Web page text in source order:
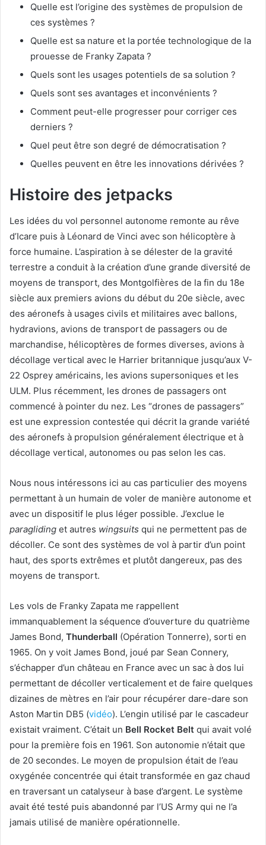
Quelle est l’origine des systèmes de propulsion de
ces systèmes ?
Quelle est sa nature et la portée technologique de la
prouesse de Franky Zapata ?
Quels sont les usages potentiels de sa solution ?
Quels sont ses avantages et inconvénients ?
Comment peut-elle progresser pour corriger ces
derniers ?
Quel peut être son degré de démocratisation ?
Quelles peuvent en être les innovations dérivées ?
Histoire des jetpacks
Les idées du vol personnel autonome remonte au rêve
d’Icare puis à Léonard de Vinci avec son hélicoptère à
force humaine. L’aspiration à se délester de la gravité
terrestre a conduit à la création d’une grande diversité de
moyens de transport, des Montgolfières de la fin du 18e
siècle aux premiers avions du début du 20e siècle, avec
des aéronefs à usages civils et militaires avec ballons,
hydravions, avions de transport de passagers ou de
marchandise, hélicoptères de formes diverses, avions à
décollage vertical avec le Harrier britannique jusqu’aux V-
22 Osprey américains, les avions supersoniques et les
ULM. Plus récemment, les drones de passagers ont
commencé à pointer du nez. Les “drones de passagers”
est une expression contestée qui décrit la grande variété
des aéronefs à propulsion généralement électrique et à
décollage vertical, autonomes ou pas selon les cas.
Nous nous intéressons ici au cas particulier des moyens
permettant à un humain de voler de manière autonome et
avec un dispositif le plus léger possible. J’exclue le
paragliding et autres wingsuits qui ne permettent pas de
décoller. Ce sont des systèmes de vol à partir d’un point
haut, des sports extrêmes et plutôt dangereux, pas des
moyens de transport.
Les vols de Franky Zapata me rappellent
immanquablement la séquence d’ouverture du quatrième
James Bond, Thunderball (Opération Tonnerre), sorti en
1965. On y voit James Bond, joué par Sean Connery,
s’échapper d’un château en France avec un sac à dos lui
permettant de décoller verticalement et de faire quelques
dizaines de mètres en l’air pour récupérer dare-dare son
Aston Martin DB5 (vidéo). L’engin utilisé par le cascadeur
existait vraiment. C’était un Bell Rocket Belt qui avait volé
pour la première fois en 1961. Son autonomie n’était que
de 20 secondes. Le moyen de propulsion était de l’eau
oxygénée concentrée qui était transformée en gaz chaud
en traversant un catalyseur à base d’argent. Le système
avait été testé puis abandonné par l’US Army qui ne l’a
jamais utilisé de manière opérationnelle.